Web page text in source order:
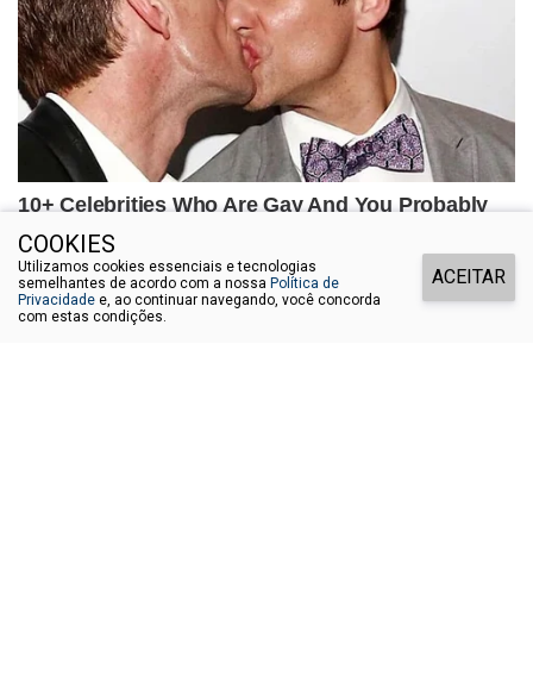
COOKIES
Utilizamos cookies essenciais e tecnologias
semelhantes de acordo com a nossa Política de
Privacidade e, ao continuar navegando, você concorda
com estas condições.
ACEITAR